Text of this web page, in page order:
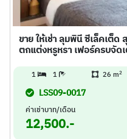
ขาย ให้เช่า ลุมพินี ซีเล็คเต็
ตกแต่งหรูหรา เฟอร์ครบจัด
1 1 26 m2
LSS09-0017
ค่าเช่าบาท/เดือน
12,500.-